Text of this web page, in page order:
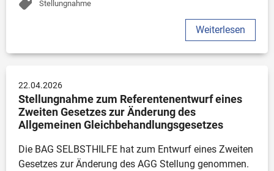
Stellungnahme
Weiterlesen
22.04.2026
Stellungnahme zum Referentenentwurf eines
Zweiten Gesetzes zur Änderung des
Allgemeinen Gleichbehandlungsgesetzes
Die BAG SELBSTHILFE hat zum Entwurf eines Zweiten
Gesetzes zur Änderung des AGG Stellung genommen.